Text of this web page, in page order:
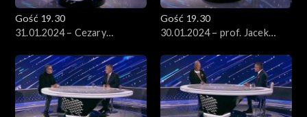
Gość 19.30
31.01.2024 – Cezary
Gość 19.30
30.01.2024 – prof. Jacek